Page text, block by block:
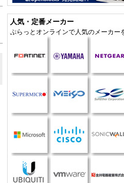
人気・定番メーカー
ぷらっとオンラインで人気のメーカー